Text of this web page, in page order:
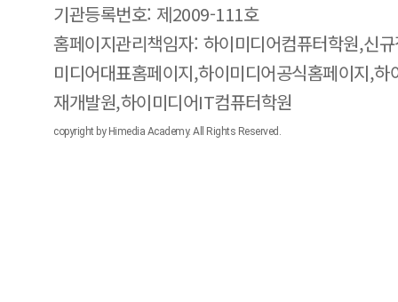
기관등록번호: 제2009-111호
홈페이지관리책임자: 하이미디어컴퓨터학원,신
미디어대표홈페이지,하이미디어공식홈페이지,
재개발원,하이미디어IT컴퓨터학원
copyright by Himedia Academy. All Rights Reserved.